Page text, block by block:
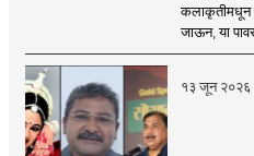
कलाकृतीमधून
जाऊन, या
१३ जून २०२६